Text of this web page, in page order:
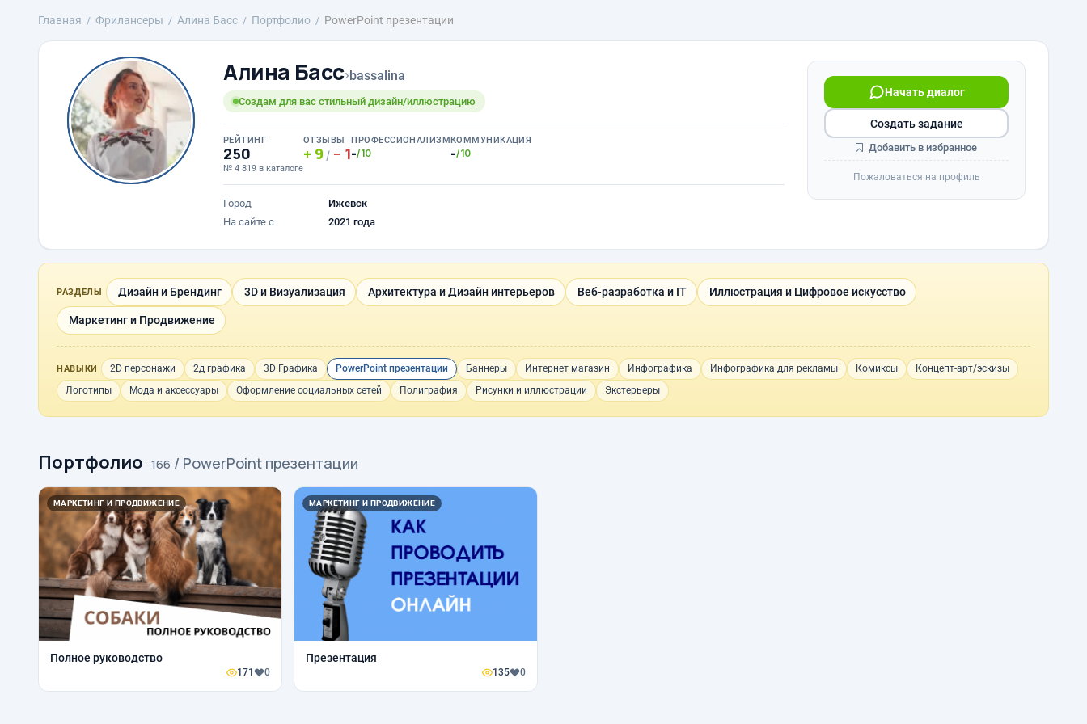
Главная Фрилансеры Алина Басс Портфолио PowerPoint презентации
Алина Басс›bassalina
Создам для вас стильный дизайн/иллюстрацию
РЕЙТИНГ
250
№ 4 819 в каталоге
ОТЗЫВЫ
9 / 1
ПРОФЕССИОНАЛИЗМ
-/10
КОММУНИКАЦИЯ
-/10
Город
Ижевск
На сайте с
2021 года
Начать диалог
Создать задание
Добавить в избранное
Пожаловаться на профиль
РАЗДЕЛЫ Дизайн и Брендинг 3D и Визуализация Архитектура и Дизайн интерьеров Веб-разработка и IT Иллюстрация и Цифровое искусство
Маркетинг и Продвижение
НАВЫКИ 2D персонажи 2д графика 3D Графика PowerPoint презентации Баннеры Интернет магазин Инфографика Инфографика для рекламы Комиксы
Концепт-арт/эскизы
Логотипы
Мода и аксессуары Оформление социальных сетей Полиграфия Рисунки и иллюстрации Экстерьеры
Портфолио · 166 / PowerPoint презентации
МАРКЕТИНГ И ПРОДВИЖЕНИЕ
Полное руководство
171 0
МАРКЕТИНГ И ПРОДВИЖЕНИЕ
Презентация
135 0